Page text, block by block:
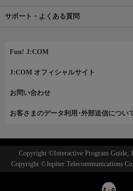
サポート・よくある質問
Fun! J:COM
J:COM オフィシャルサイト
お問い合わせ
お客さまのデータ利用･外部送信につい
Copyright ©Interactive Program Guide,
Copyright ©Jupiter Telecommunications